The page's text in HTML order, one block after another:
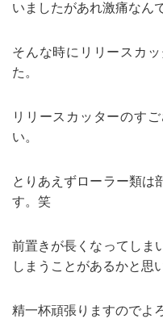
いましたがあれ激痛なん
そんな時にリリースカ
た。
リリースカッターのす
い。
とりあえずローラー類は
す。笑
前置きが長くなってしま
しまうことがあるかと思
精一杯頑張りますのでよ